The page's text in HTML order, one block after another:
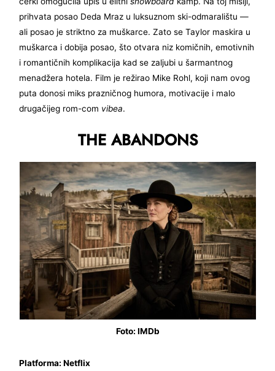
prihvata posao Deda Mraz u luksuznom ski-odmaralištu —
ali posao je striktno za muškarce. Zato se Taylor maskira u
muškarca i dobija posao, što otvara niz komičnih, emotivnih
i romantičnih komplikacija kad se zaljubi u šarmantnog
menadžera hotela. Film je režirao Mike Rohl, koji nam ovog
puta donosi miks prazničnog humora, motivacije i malo
drugačijeg rom-com vibea.
THE ABANDONS
Foto: IMDb
Platforma: Netflix